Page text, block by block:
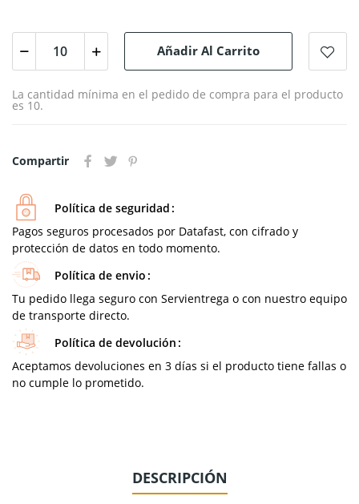
Añadir Al Carrito
La cantidad mínima en el pedido de compra para el producto
es 10.
Compartir
Política de seguridad
Pagos seguros procesados por Datafast, con cifrado y
protección de datos en todo momento.
Política de envio
Tu pedido llega seguro con Servientrega o con nuestro equipo
de transporte directo.
Política de devolución
Aceptamos devoluciones en 3 días si el producto tiene fallas o
no cumple lo prometido.
DESCRIPCIÓN